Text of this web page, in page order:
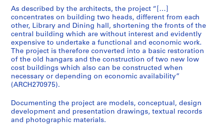
l
p
r
o
j
e
c
t
,
1
9
As described by the architects, the project “[…]
concentrates on building two heads, different from each
other, Library and Dining hall, shortening the fronts of the
central building which are without interest and evidently
expensive to undertake a functional and economic work.
The project is therefore converted into a basic restoration
of the old hangars and the construction of two new low
cost buildings which also can be constructed when
necessary or depending on economic availability”
(ARCH270975).
Documenting the project are models, conceptual, design
development and presentation drawings, textual records
and photographic materials.